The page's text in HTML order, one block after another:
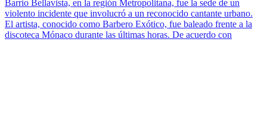
Barrio Bellavista, en la región Metropolitana, fue la sede de un
violento incidente que involucró a un reconocido cantante urbano.
El artista, conocido como Barbero Exótico, fue baleado frente a la
discoteca Mónaco durante las últimas horas. De acuerdo con